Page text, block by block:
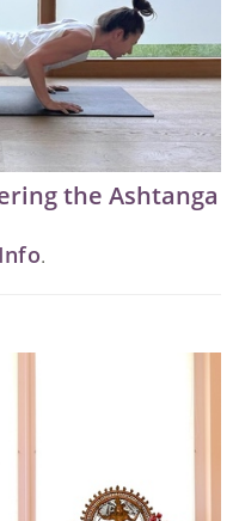
the Ashtanga
Info.